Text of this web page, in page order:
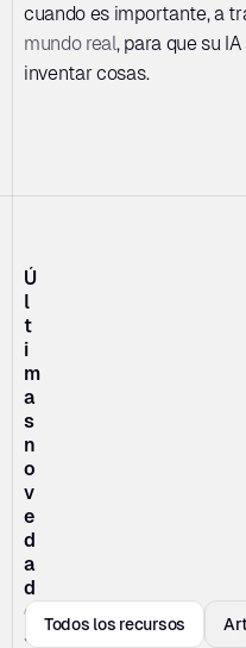
cuando es importante, a
mundo real, para que su
inventar cosas.
Ú
l
t
i
m
a
s
n
o
v
e
d
a
d
e
s
Todos los recursos